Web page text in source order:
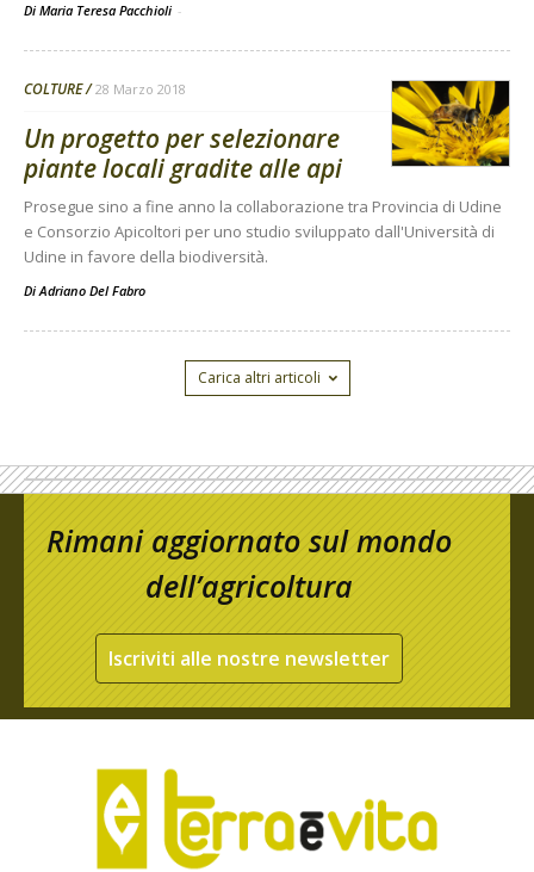
Di Maria Teresa Pacchioli -
COLTURE 28 Marzo 2018
Un progetto per selezionare
piante locali gradite alle api
Prosegue sino a fine anno la collaborazione tra Provincia di Udine
e Consorzio Apicoltori per uno studio sviluppato dall'Università di
Udine in favore della biodiversità.
DiAdriano Del Fabro
Carica altri articoli
Rimani aggiornato sul mondo
dell’agricoltura
Iscriviti alle nostre newsletter